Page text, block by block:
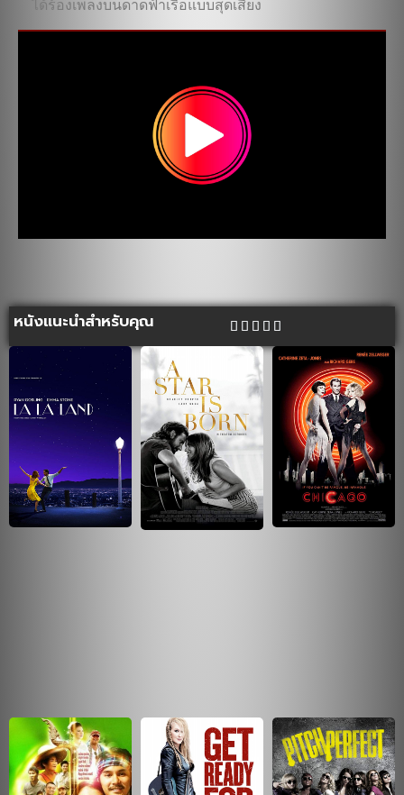
ได้ร้องเพลงบนดาดฟ้าเรือแบบสุดเสียง
หนังแนะนำสำหรับคุณ     